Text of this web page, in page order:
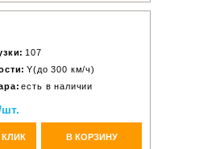
107
Y(до 300 км/ч)
есть в наличии
КЛИК В КОРЗИНУ